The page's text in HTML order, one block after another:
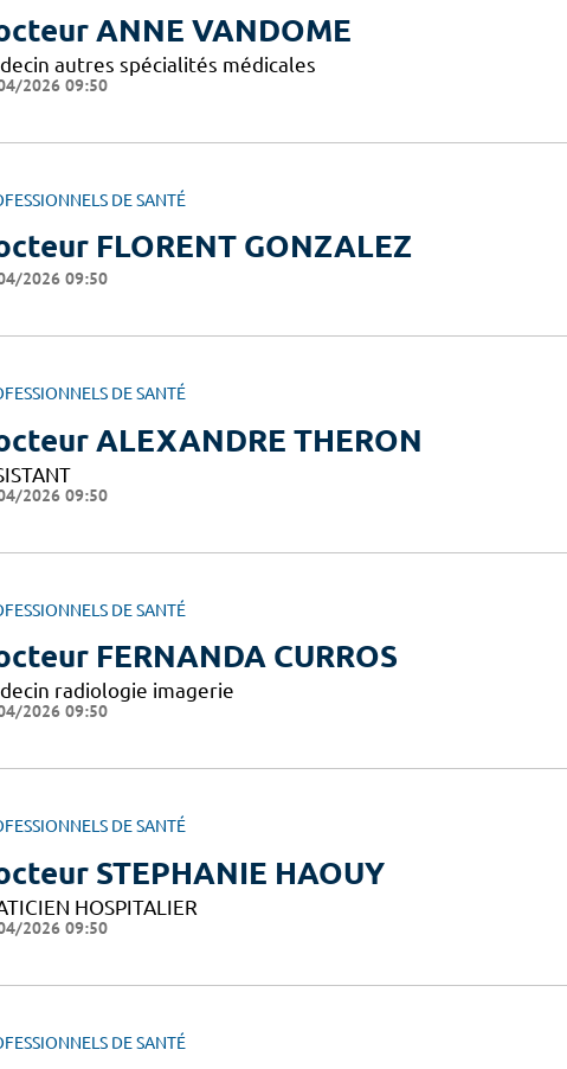
ANNE VANDOME
autres spécialités médicales
2026 09:50
DE SANTÉ
FLORENT GONZALEZ
2026 09:50
DE SANTÉ
ALEXANDRE THERON
2026 09:50
DE SANTÉ
FERNANDA CURROS
radiologie imagerie
2026 09:50
DE SANTÉ
STEPHANIE HAOUY
HOSPITALIER
2026 09:50
DE SANTÉ